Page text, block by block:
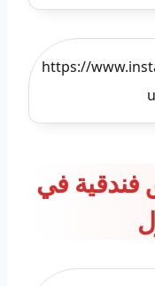
https://
في